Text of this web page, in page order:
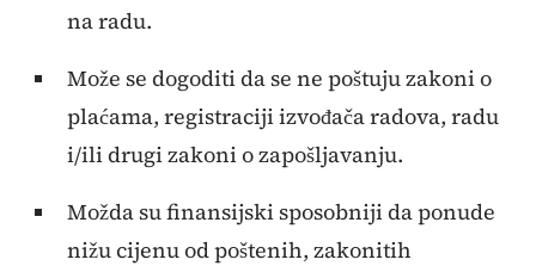
na radu.
Može se dogoditi da se ne poštuju zakoni o
plaćama, registraciji izvođača radova, radu
i/ili drugi zakoni o zapošljavanju.
Možda su finansijski sposobniji da ponude
nižu cijenu od poštenih, zakonitih